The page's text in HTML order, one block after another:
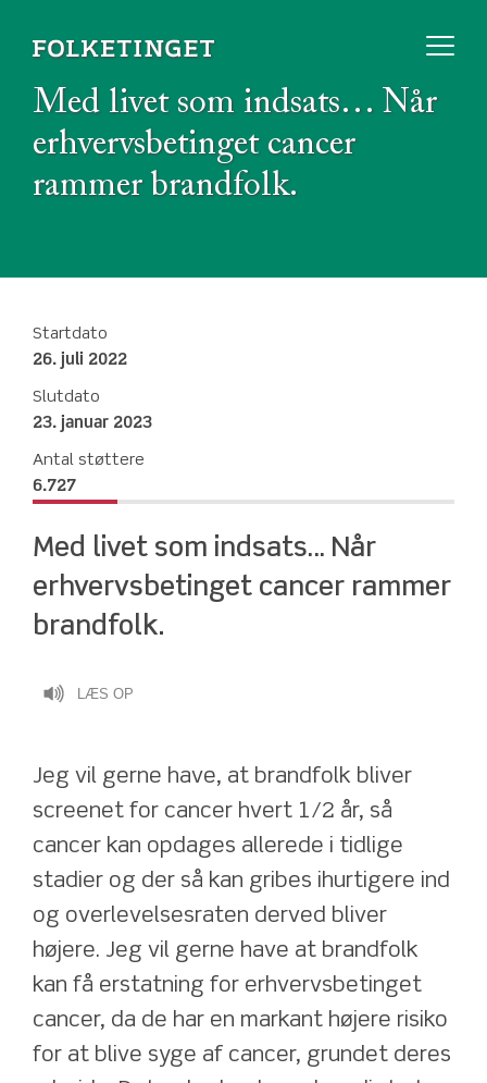
Med livet som indsats… Når
erhvervsbetinget cancer
rammer brandfolk.
Startdato
26. juli 2022
Slutdato
23. januar 2023
Antal støttere
6.727
Med livet som indsats… Når
erhvervsbetinget cancer rammer
brandfolk.
LÆS OP
Jeg vil gerne have, at brandfolk bliver
screenet for cancer hvert 1/2 år, så
cancer kan opdages allerede i tidlige
stadier og der så kan gribes ihurtigere ind
og overlevelsesraten derved bliver
højere. Jeg vil gerne have at brandfolk
kan få erstatning for erhvervsbetinget
cancer, da de har en markant højere risiko
for at blive syge af cancer, grundet deres